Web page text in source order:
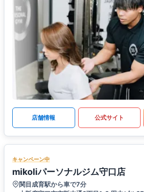
店舗情報 公式サイト
キャンペーン中
mikoliパーソナルジム守口店
関目成育駅から車で7分